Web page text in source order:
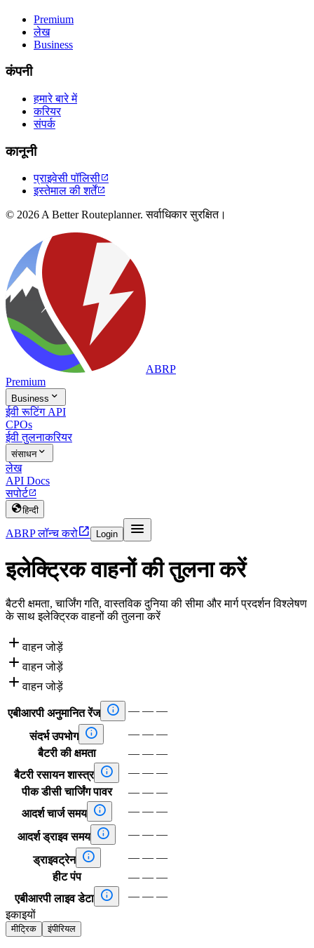
Premium
लेख
Business
कंपनी
हमारे बारे में
करियर
संपर्क
कानूनी
प्राइवेसी पॉलिसी
इस्तेमाल की शर्तें
© 2026 A Better Routeplanner. सर्वाधिकार सुरक्षित।
ABRP
Premium
Business 
ईवी रूटिंग API
CPOs
ईवी तुलनाकरियर
संसाधन
लेख
API Docs
सपोर्ट
हिन्दी
ABRP लॉन्च करो Login 
इलेक्ट्रिक वाहनों की तुलना करें
बैटरी क्षमता, चार्जिंग गति, वास्तविक दुनिया की सीमा और मार्ग प्रदर्शन विश्लेषण
के साथ इलेक्ट्रिक वाहनों की तुलना करें
वाहन जोड़ें
वाहन जोड़ें
वाहन जोड़ें
एबीआरपी अनुमानित रेंज  — — —
संदर्भ उपभोग  — — —
बैटरी की क्षमता
— — —
बैटरी रसायन शास्त्र  — — —
पीक डीसी चार्जिंग पावर
— — —
आदर्श चार्ज समय
 — — —
आदर्श ड्राइव समय  — — —
ड्राइवट्रेन  — — —
हीट पंप
— — —
एबीआरपी लाइव डेटा
 — — —
इकाइयों
मीट्रिक इंपीरियल